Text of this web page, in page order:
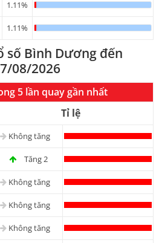
1.11%
1.11%
số Bình Dương đến
08/2026
5 lần quay gần nhất
Tỉ lệ
Không tăng
Tăng 2
Không tăng
Không tăng
Không tăng